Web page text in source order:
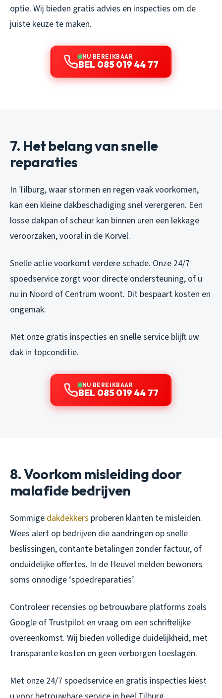
optie. Wij bieden gratis advies en inspecties om de
juiste keuze te maken.
NU BEREIKBAAR
BEL 085 019 44 77
7. Het belang van snelle
reparaties
In Tilburg, waar stormen en regen vaak voorkomen,
kan een kleine dakbeschadiging snel verergeren. Een
losse dakpan of scheur kan binnen uren een lekkage
veroorzaken, vooral in de Korvel.
Snelle actie voorkomt verdere schade. Onze 24/7
spoedservice zorgt voor directe ondersteuning, of u
nu in Noord of Centrum woont. Dit bespaart kosten en
ongemak.
Met onze gratis inspecties en snelle service blijft uw
dak in topconditie.
NU BEREIKBAAR
BEL 085 019 44 77
8. Voorkom misleiding door
malafide bedrijven
Sommige dakdekkers proberen klanten te misleiden.
Wees alert op bedrijven die aandringen op snelle
beslissingen, contante betalingen zonder factuur, of
onduidelijke offertes. In de Heuvel melden bewoners
soms onnodige ‘spoedreparaties’.
Controleer recensies op betrouwbare platforms zoals
Google of Trustpilot en vraag om een schriftelijke
overeenkomst. Wij bieden volledige duidelijkheid, met
transparante kosten en geen verborgen toeslagen.
Met onze 24/7 spoedservice en gratis inspecties kiest